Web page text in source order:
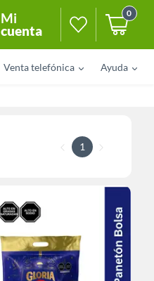
Mi
cuenta
0
Venta telefónica Ayuda
1